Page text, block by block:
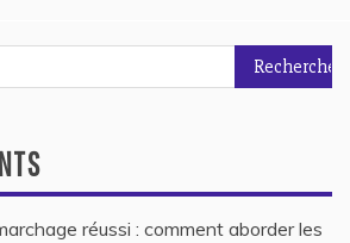
réussi : comment aborder les